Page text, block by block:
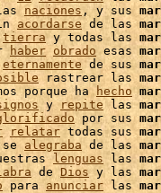
naciones , y sus
acordarse de las
tierra y todas las
haber obrado esas
eternamente de sus
rastrear las
porque ha hecho
y repite las
por sus
relatar todas sus
alegraba de las
lenguas las
de Dios y las
para anunciar las